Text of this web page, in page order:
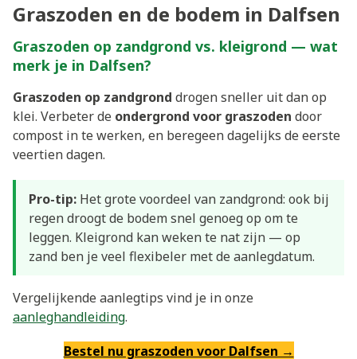
Graszoden en de bodem in Dalfsen
Graszoden op zandgrond vs. kleigrond — wat
merk je in Dalfsen?
Graszoden op zandgrond drogen sneller uit dan op
klei. Verbeter de ondergrond voor graszoden door
compost in te werken, en beregeen dagelijks de eerste
veertien dagen.
Pro-tip: Het grote voordeel van zandgrond: ook bij
regen droogt de bodem snel genoeg op om te
leggen. Kleigrond kan weken te nat zijn — op
zand ben je veel flexibeler met de aanlegdatum.
Vergelijkende aanlegtips vind je in onze
aanleghandleiding.
Bestel nu graszoden voor Dalfsen →